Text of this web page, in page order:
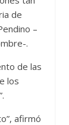
de
–
.
de las
los
afirmó